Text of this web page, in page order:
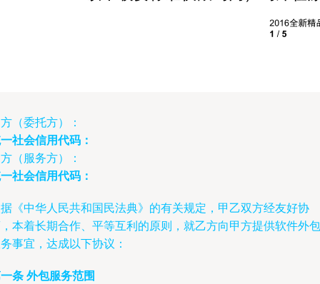
（委托方）：
社会信用代码：
（服务方）：
社会信用代码：
《中华人民共和国民法典》的有关规定，甲乙双方经友好协
本着长期合作、平等互利的原则，就乙方向甲方提供软件外包
事宜，达成以下协议：
条 外包服务范围